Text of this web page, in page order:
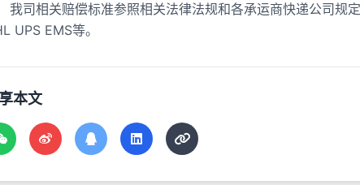
我司相关赔偿标准参照相关法律法规和各承运商快递公司规
UPS EMS等。
本文